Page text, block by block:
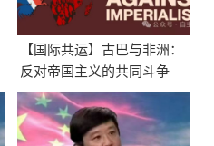
【国际共运】古巴与非洲：
反对帝国主义的共同斗争